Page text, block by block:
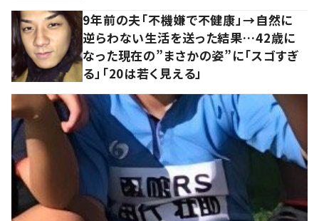
9年前の夫「不機嫌で不健康」→自然に
逆らわない生活を送った結果…42歳に
なった現在の”まさかの姿”に「スゴすぎ
る」「20は若く見える」